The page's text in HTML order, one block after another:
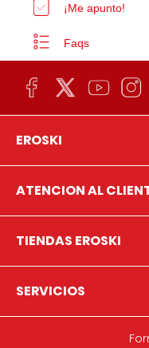
¡Me apunto!
Faqs
EROSKI
ATENCION AL
TIENDAS EROSKI
SERVICIOS